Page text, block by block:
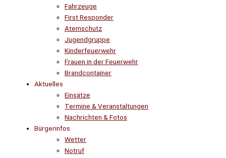
Fahrzeuge
First Responder
Atemschutz
Jugendgruppe
Kinderfeuerwehr
Frauen in der Feuerwehr
Brandcontainer
Aktuelles
Einsätze
Termine & Veranstaltungen
Nachrichten & Fotos
Bürgerinfos
Wetter
Notruf